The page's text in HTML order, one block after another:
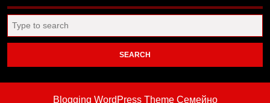
for:
Blogging WordPress ThemeСемейно